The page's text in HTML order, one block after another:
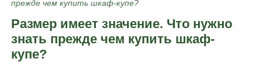
прежде чем купить шкаф-купе?
Размер имеет значение. Что нужно
знать прежде чем купить шкаф-
купе?